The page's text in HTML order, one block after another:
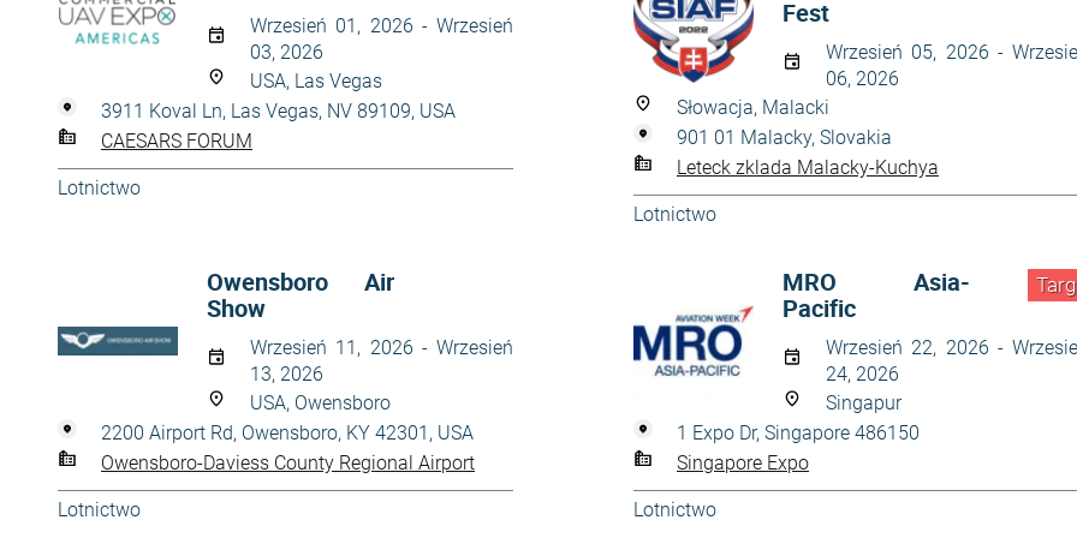
Wrzesień 01, 2026 - Wrzesień
03, 2026
USA, Las Vegas
3911 Koval Ln, Las Vegas, NV 89109, USA
CAESARS FORUM
Lotnictwo
Fest
Wrzesień 05, 2026 -
06, 2026
Słowacja, Malacki
901 01 Malacky, Slovakia
Leteck zklada Malacky-Kuchya
Lotnictwo
Owensboro Air
Show
Wrzesień 11, 2026 - Wrzesień
13, 2026
USA, Owensboro
2200 Airport Rd, Owensboro, KY 42301, USA
Owensboro-Daviess County Regional Airport
Lotnictwo
MRO Asia-
Pacific
Wrzesień 22, 2026 -
24, 2026
Singapur
1 Expo Dr, Singapore 486150
Singapore Expo
Lotnictwo